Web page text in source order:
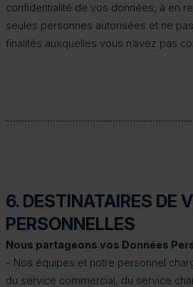
confidentialité de vos données, à en
seules personnes autorisées et ne
finalités auxquelles vous n’avez pas
6. DESTINATAIRES DE
PERSONNELLES
Nous partageons vos Données
- Nos équipes et notre personnel
du service commercial, du service